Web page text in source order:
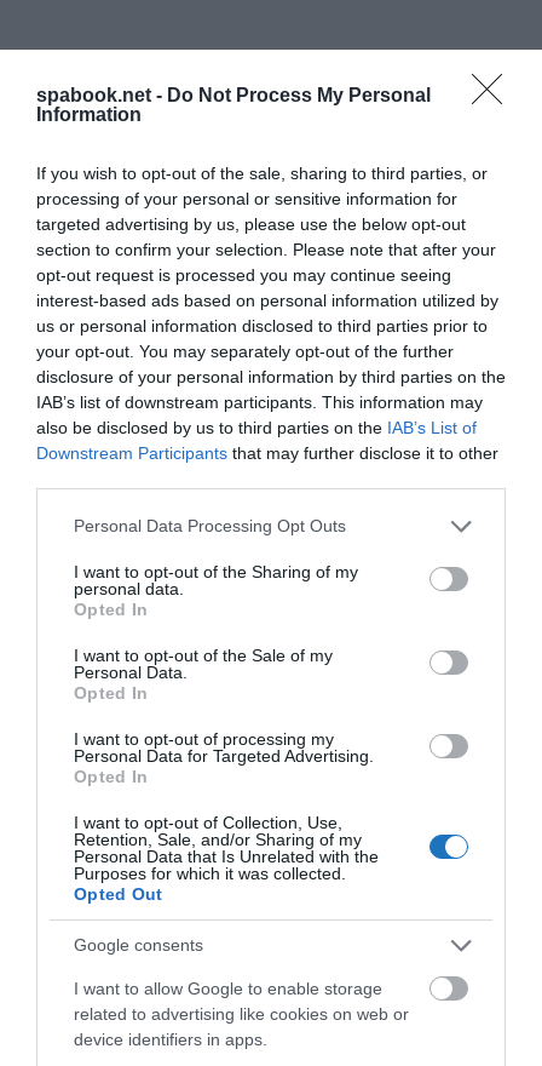
spabook.net - Do Not Process My Personal
Information
If you wish to opt-out of the sale, sharing to third parties, or
processing of your personal or sensitive information for
targeted advertising by us, please use the below opt-out
section to confirm your selection. Please note that after your
opt-out request is processed you may continue seeing
interest-based ads based on personal information utilized by
us or personal information disclosed to third parties prior to
your opt-out. You may separately opt-out of the further
disclosure of your personal information by third parties on the
IAB’s list of downstream participants. This information may
also be disclosed by us to third parties on the IAB’s List of
Downstream Participants that may further disclose it to other
Please note that this website/app uses one or more Google
not limited to your visit or usage behaviour. You may click to
grant or deny consent to Google and its third-party tags to
use your data for below specified purposes in below Google
consent section.
Personal Data Processing Opt Outs
I want to opt-out of the Sharing of my
personal data.
Opted In
I want to opt-out of the Sale of my
Personal Data.
Opted In
I want to opt-out of processing my
Personal Data for Targeted Advertising.
Opted In
I want to opt-out of Collection, Use,
Retention, Sale, and/or Sharing of my
Personal Data that Is Unrelated with the
Purposes for which it was collected.
Opted Out
Google consents
I want to allow Google to enable storage
related to advertising like cookies on web or
device identifiers in apps.
INGYENES BUSZJEGY GUGGOLÁSÉRT ÉS
TEKERÉSÉRT KOLOZSVÁRON
írtaKassay Tamás
Egy hétig felhasználható buszjegyet kaphatnak azok
az utasok, akik idén ősszel bevállalnak 20 guggolást,
vagy 400 méter szobakerékpáron való tekerést
Kolozsváron. A két, sportos megmérettetésre kijelölt
alatt, a kolozsvári Egészségjegy program keretében
indították, és egészen 2024 decemberének első
hetéig üzemelnek minden nap 8 és 20 óra között. –
tudta meg a Spabook Kolozsvár turisztikai oldaláról.
OLVASS TOVÁBB